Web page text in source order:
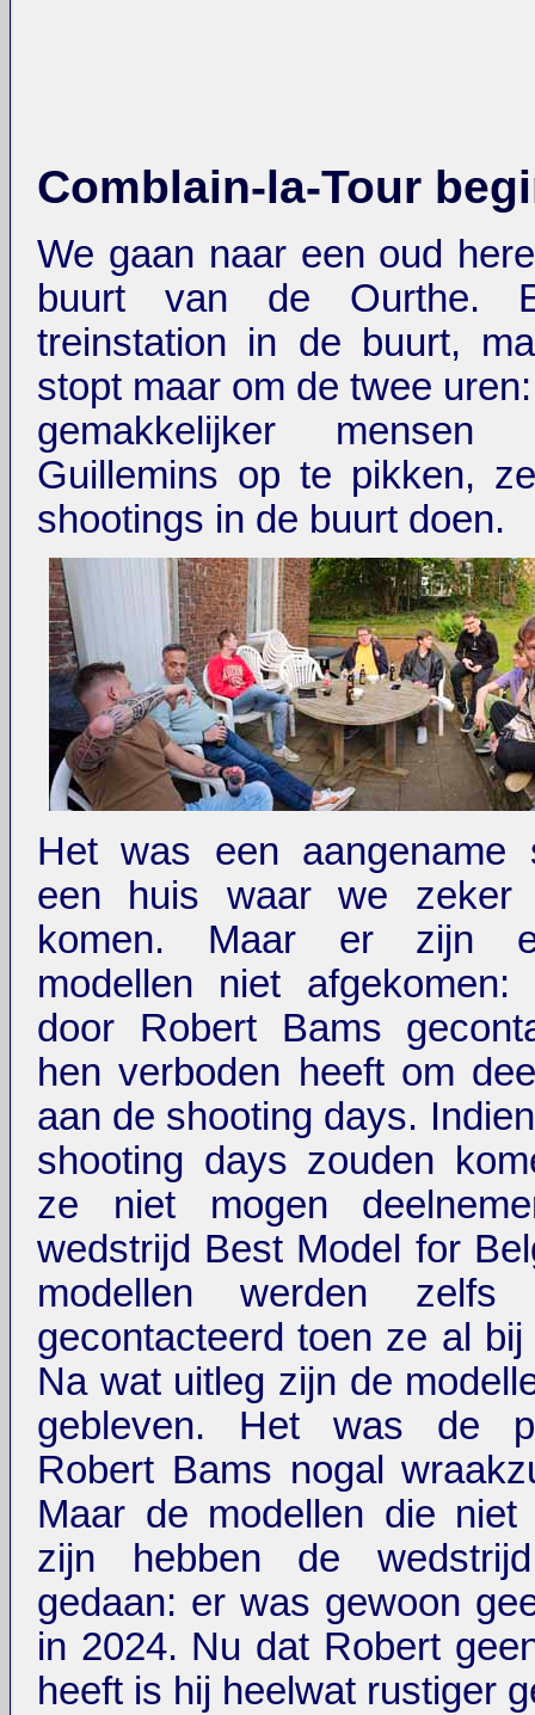
Comblain-la-Tour
We gaan naar een oud
buurt van de Ourthe.
treinstation in de buurt,
stopt maar om de twee
gemakkelijker
Guillemins op te pikken,
shootings in de buurt doen.
Het was een aangename
een huis waar we
komen. Maar er zijn
modellen niet
door Robert Bams
hen verboden heeft om
aan de shooting days.
shooting days zouden
ze niet mogen
wedstrijd Best Model for
modellen werden zelfs
gecontacteerd toen ze al
Na wat uitleg zijn de
gebleven. Het was de
Robert Bams nogal
Maar de modellen die niet
zijn hebben de
gedaan: er was gewoon
in 2024. Nu dat Robert
heeft is hij heelwat rustiger